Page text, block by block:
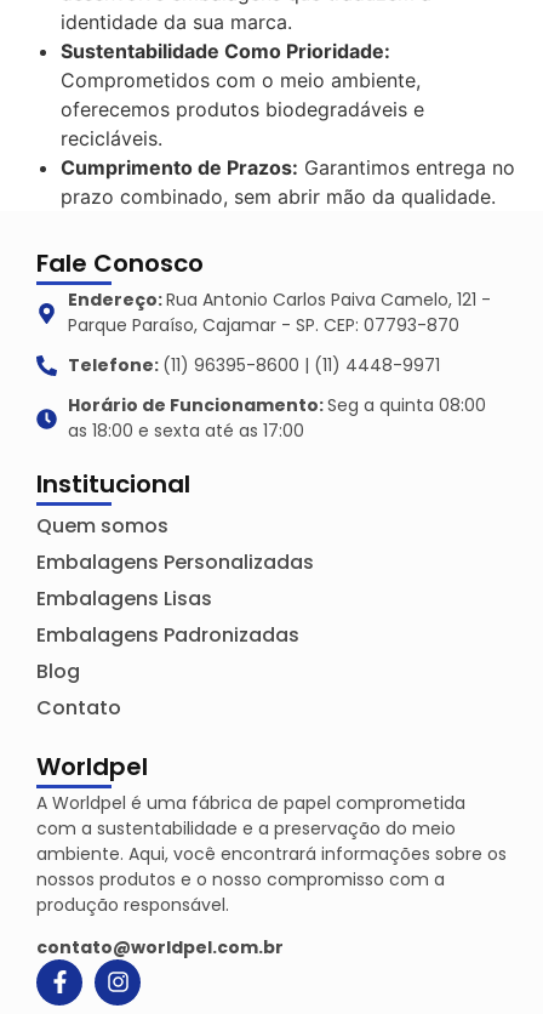
identidade da sua marca.
Sustentabilidade Como Prioridade:
Comprometidos com o meio ambiente,
oferecemos produtos biodegradáveis e
recicláveis.
Cumprimento de Prazos: Garantimos entrega no
prazo combinado, sem abrir mão da qualidade.
Fale Conosco
Endereço:Rua Antonio Carlos Paiva Camelo, 121 -
Parque Paraíso, Cajamar - SP. CEP: 07793-870
Telefone: (11) 96395-8600 | (11) 4448-9971
Horário de Funcionamento:Seg a quinta 08:00
as 18:00 e sexta até as 17:00
Institucional
Quem somos
Embalagens Personalizadas
Embalagens Lisas
Embalagens Padronizadas
Blog
Contato
Worldpel
A Worldpel é uma fábrica de papel comprometida
com a sustentabilidade e a preservação do meio
ambiente. Aqui, você encontrará informações sobre os
nossos produtos e o nosso compromisso com a
produção responsável.
contato@worldpel.com.br